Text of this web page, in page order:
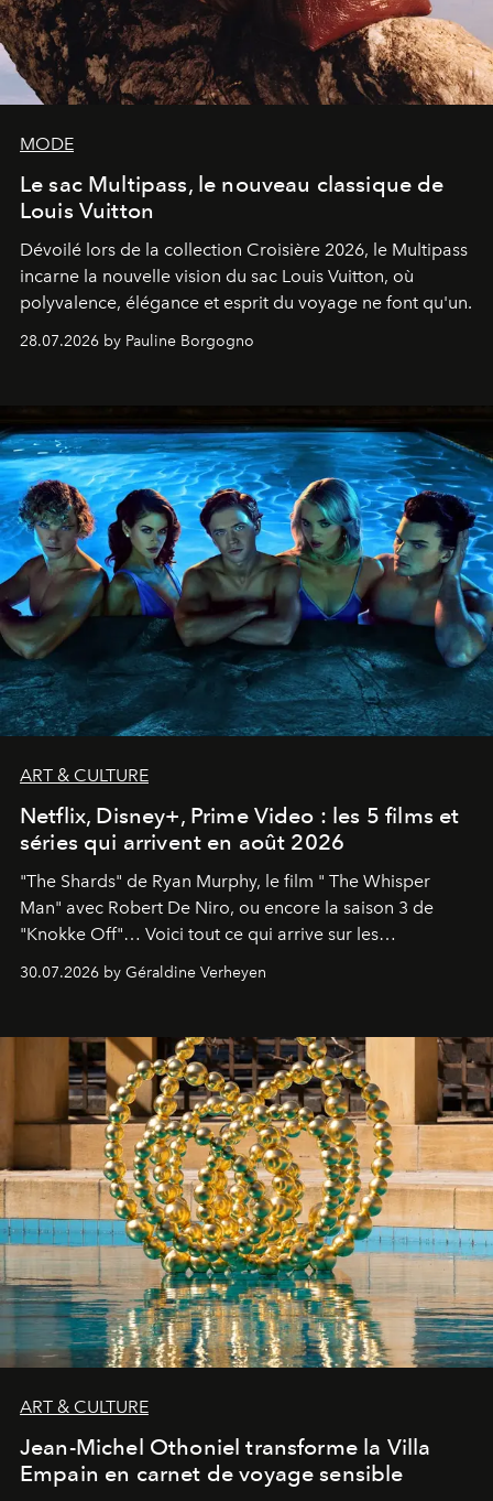
MODE
Le sac Multipass, le nouveau classique de
Louis Vuitton
Dévoilé lors de la collection Croisière 2026, le Multipass
incarne la nouvelle vision du sac Louis Vuitton, où
polyvalence, élégance et esprit du voyage ne font qu'un.
28.07.2026 by Pauline Borgogno
ART & CULTURE
Netflix, Disney+, Prime Video : les 5 films et
séries qui arrivent en août 2026
"The Shards" de Ryan Murphy, le film " The Whisper
Man" avec Robert De Niro, ou encore la saison 3 de
"Knokke Off"… Voici tout ce qui arrive sur les
plateformes de streaming en août 2026.
30.07.2026 by Géraldine Verheyen
ART & CULTURE
Jean-Michel Othoniel transforme la Villa
Empain en carnet de voyage sensible